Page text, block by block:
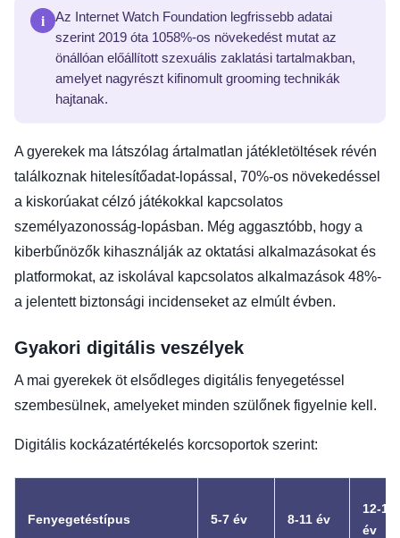
i
Az Internet Watch Foundation legfrissebb adatai
szerint 2019 óta 1058%-os növekedést mutat az
önállóan előállított szexuális zaklatási tartalmakban,
amelyet nagyrészt kifinomult grooming technikák
hajtanak.
A gyerekek ma látszólag ártalmatlan játékletöltések révén
találkoznak hitelesítőadat-lopással, 70%-os növekedéssel
a kiskorúakat célzó játékokkal kapcsolatos
személyazonosság-lopásban. Még aggasztóbb, hogy a
kiberbűnözők kihasználják az oktatási alkalmazásokat és
platformokat, az iskolával kapcsolatos alkalmazások 48%-
a jelentett biztonsági incidenseket az elmúlt évben.
Gyakori digitális veszélyek
A mai gyerekek öt elsődleges digitális fenyegetéssel
szembesülnek, amelyeket minden szülőnek figyelnie kell.
Digitális kockázatértékelés korcsoportok szerint:
Fenyegetéstípus 5-7 év 8-11 év
12-14
év